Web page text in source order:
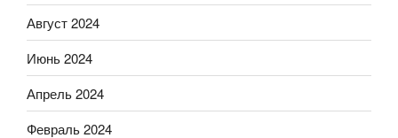
Август 2024
Июнь 2024
Апрель 2024
Февраль 2024